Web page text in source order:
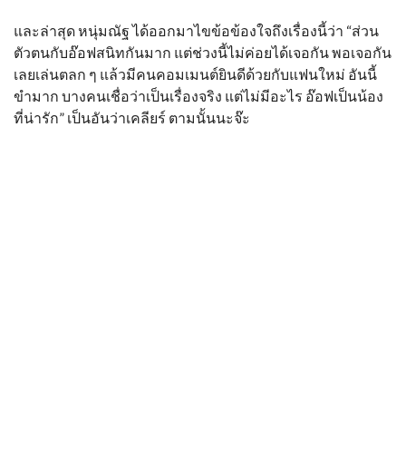
และล่าสุด หนุ่มณัฐ ได้ออกมาไขข้อข้องใจถึงเรื่องนี้ว่า “ส่วน
ตัวตนกับอ๊อฟสนิทกันมาก แต่ช่วงนี้ไม่ค่อยได้เจอกัน พอเจอกัน
เลยเล่นตลก ๆ แล้วมีคนคอมเมนต์ยินดีด้วยกับแฟนใหม่ อันนี้
ขำมาก บางคนเชื่อว่าเป็นเรื่องจริง แต่ไม่มีอะไร อ๊อฟเป็นน้อง
ที่น่ารัก” เป็นอันว่าเคลียร์ ตามนั้นนะจ๊ะ